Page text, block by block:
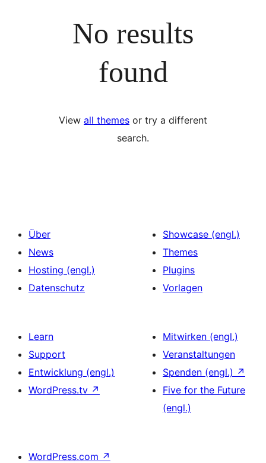
No results
found
View all themes or try a different
search.
Über
News
Hosting (engl.)
Datenschutz
Showcase (engl.)
Themes
Plugins
Vorlagen
Learn
Support
Entwicklung (engl.)
WordPress.tv ↗
Mitwirken (engl.)
Veranstaltungen
Spenden (engl.) ↗
Five for the Future
(engl.)
WordPress.com ↗